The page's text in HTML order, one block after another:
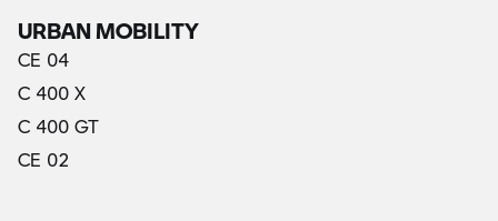
URBAN MOBILITY
CE 04
C 400 X
C 400 GT
CE 02